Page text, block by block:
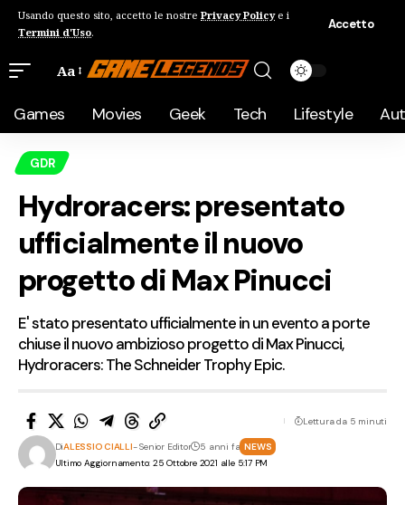
Usando questo sito, accetto le nostre Privacy Policye i
Termini d'Uso.
Accetto
Aa
Games Movies Geek Tech Lifestyle
GDR
Hydroracers: presentato
ufficialmente il nuovo
progetto di Max Pinucci
E' stato presentato ufficialmente in un evento a porte
chiuse il nuovo ambizioso progetto di Max Pinucci,
Hydroracers: The Schneider Trophy Epic.
Ultimo Aggiornamento: 25 Ottobre 2021 alle 5:17 PM
DiALESSIO CIALLI- Senior Editor 5 anni fa NEWS
Lettura da 5 minuti